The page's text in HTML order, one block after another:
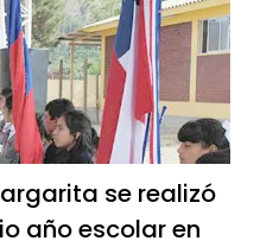
se realizó
año escolar en